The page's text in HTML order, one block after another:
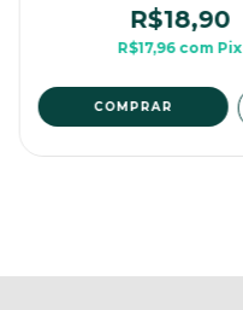
R$18,90
R$17,96 com Pix
COMPRAR